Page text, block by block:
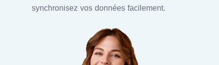
synchronisez vos données facilement.